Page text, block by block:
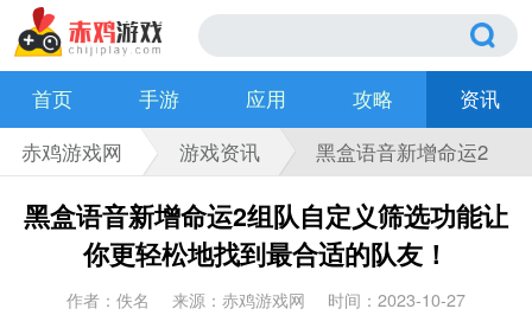
首页 手游 应用 攻略
资讯
赤鸡游戏网
游戏资讯
黑盒语音新增命运2
组队自定义筛选功
能让你更轻松地找
到最合适的队友！
黑盒语音新增命运2组队自定义筛选功能让
你更轻松地找到最合适的队友！
作者：佚名 来源：赤鸡游戏网 时间：2023-10-27